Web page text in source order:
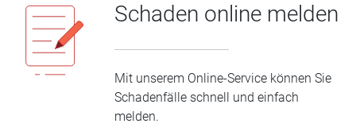
Schaden online melden
Mit unserem Online-Service können Sie
Schadenfälle schnell und einfach
melden.